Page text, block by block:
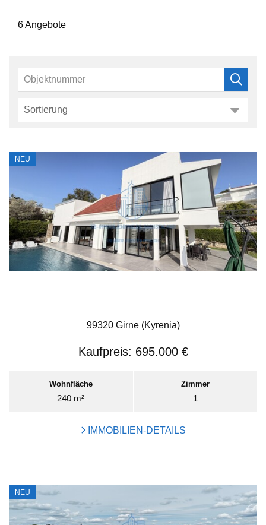
6 Angebote
NEU
99320 Girne (Kyrenia)
Kaufpreis: 695.000 €
Wohnfläche
240 m²
Zimmer
1
IMMOBILIEN-DETAILS
NEU